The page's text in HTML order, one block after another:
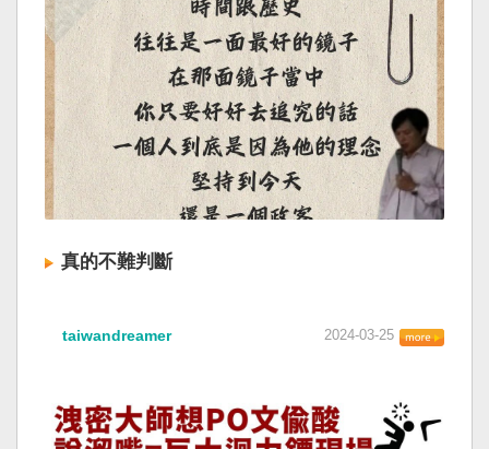
真的不難判斷
taiwandreamer 2024-03-25